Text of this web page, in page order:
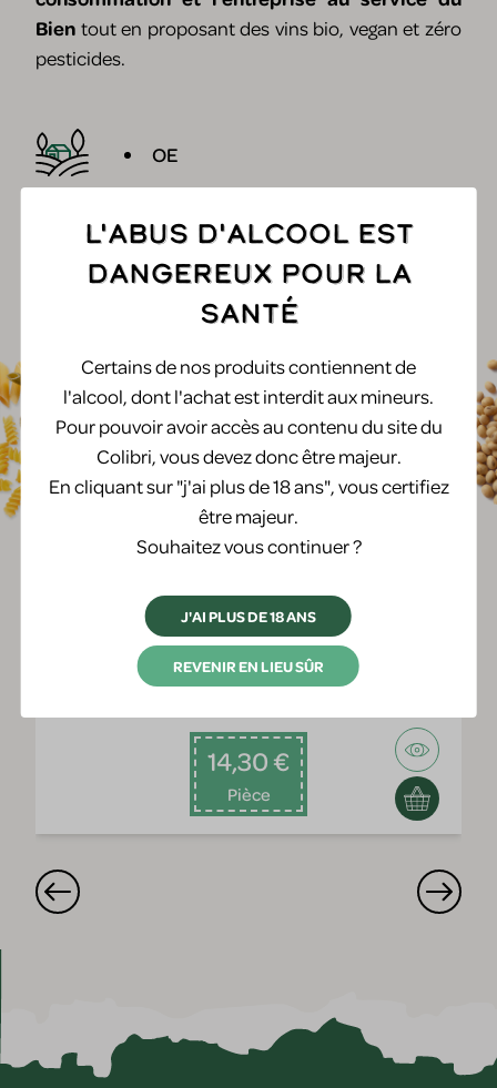
Bien tout en proposant des vins bio, vegan et zéro
pesticides.
OE
69009 / Lyon
Produits associés
14,30 €
Pièce
L'abus d'alcool est
dangereux pour la
santé
Certains de nos produits contiennent de
l'alcool, dont l'achat est interdit aux mineurs.
Pour pouvoir avoir accès au contenu du site du
Colibri, vous devez donc être majeur.
En cliquant sur "j'ai plus de 18 ans", vous certifiez
être majeur.
Souhaitez vous continuer ?
J'AI PLUS DE 18 ANS
REVENIR EN LIEU SÛR